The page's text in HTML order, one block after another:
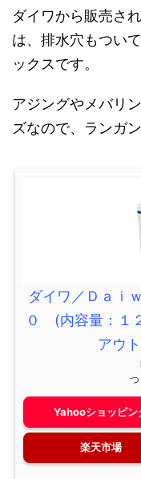
ダイワから販売さ
は、排水穴もつい
ックスです。
アジングやメバリ
ズなので、ランガ
ダイワ／Ｄａ
０ (内容量：１
アウ
Yahooショッピン
楽天市場